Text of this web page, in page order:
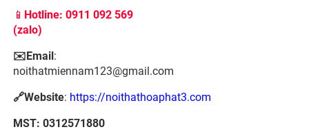
📱 Hotline: 0911 092 569
(zalo)
✉️Email:
noithatmiennam123@gmail.com
🔗Website: https://noithathoaphat3.com
MST: 0312571880